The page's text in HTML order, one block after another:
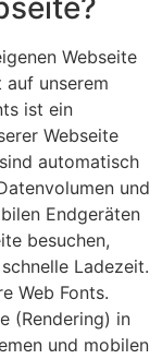
Webseite
auf unserem
ist ein
Webseite
automatisch
und
Endgeräten
besuchen,
Ladezeit.
Web Fonts.
(Rendering) in
und mobilen